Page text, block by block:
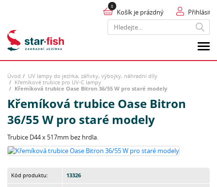
Hledat
Přihlásit
Košík je prázdný
Úvod
UV lampy do jezírka, zářivky, výbojky, náhradní díly
Křemíkové trubice pro UV-C lampy
Křemíková trubice Oase Bitron 36/55 W pro staré modely
Křemíková trubice Oase Bitron
36/55 W pro staré modely
Trubice D44 x 517mm bez hrdla.
Kód produktu: 13326